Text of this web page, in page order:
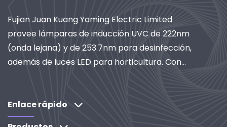
Fujian Juan Kuang Yaming Electric Limited
provee lámparas de inducción UVC de 222nm
(onda lejana) y de 253.7nm para desinfección,
además de luces LED para horticultura. Con
iluminación industrial y purificación. Descubra
nuestras soluciones basadas en I+D.
Enlace rápido